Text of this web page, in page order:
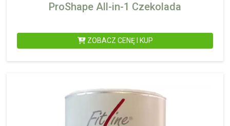
ProShape All-in-1 Czekolada
ZOBACZ CENĘ I KUP